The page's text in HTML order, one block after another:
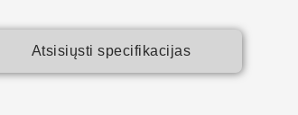
Atsisiųsti specifikacijas